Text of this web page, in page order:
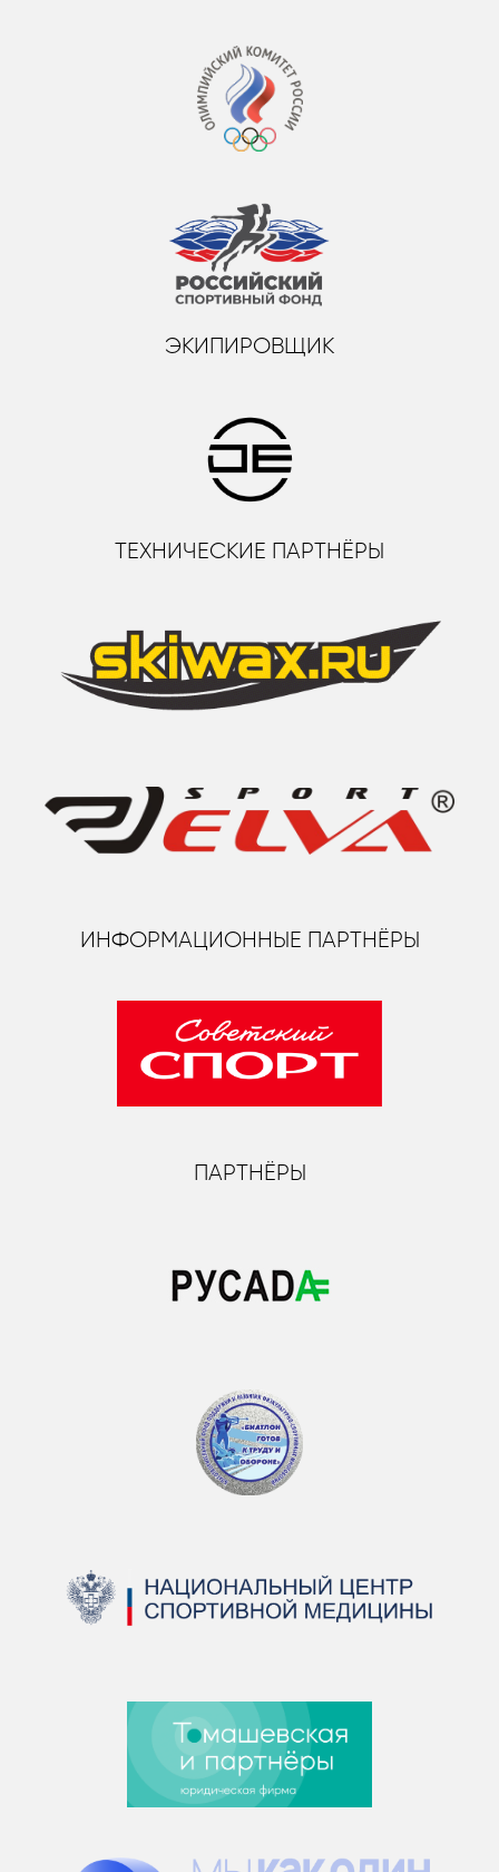
ЭКИПИРОВЩИК
ТЕХНИЧЕСКИЕ ПАРТНЁРЫ
ИНФОРМАЦИОННЫЕ ПАРТНЁРЫ
ПАРТНЁРЫ